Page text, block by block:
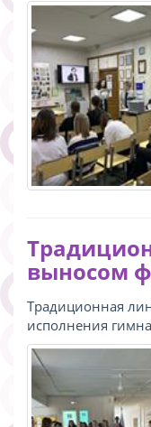
выносом
Традиционная
исполнения